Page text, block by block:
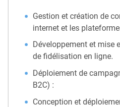
Gestion et création de
internet et les
Développement et
de fidélisation en ligne.
Déploiement de
B2C) :
Conception et